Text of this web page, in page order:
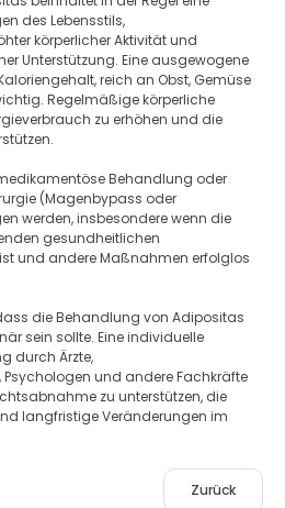
körperlicher Aktivität und
Unterstützung. Eine ausgewogene
reich an Obst, Gemüse
Regelmäßige körperliche
zu erhöhen und die
Behandlung oder
(Magenbypass oder
werden, insbesondere wenn die
gesundheitlichen
und andere Maßnahmen erfolglos
die Behandlung von Adipositas
sein sollte. Eine individuelle
durch Ärzte,
und andere Fachkräfte
zu unterstützen, die
langfristige Veränderungen im
Zurück